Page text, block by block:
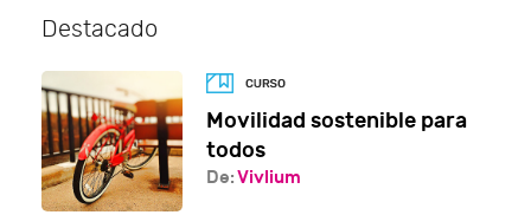
Destacado
Movilidad sostenible para
todos
De:Vivlium